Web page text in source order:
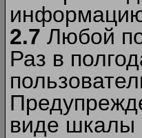
2.7 Любой
Раз в
виде шкалы